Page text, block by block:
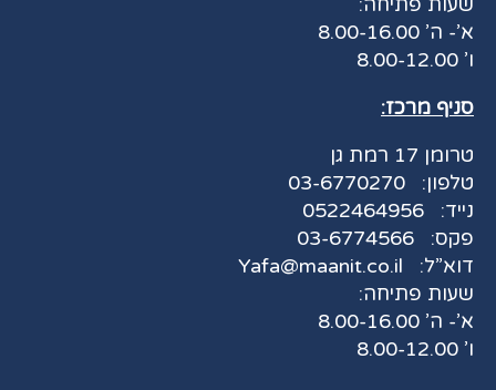
א’- ה’ 8.00-16.00
ו’ 8.00-12.00
סניף מרכז:
טרומן 17 רמת גן
טלפון:
03-6770270
נייד:
0522464956
פקס:
03-6774566
דוא”ל:
Yafa@maanit.co.il
שעות פתיחה:
א’- ה’ 8.00-16.00
ו’ 8.00-12.00